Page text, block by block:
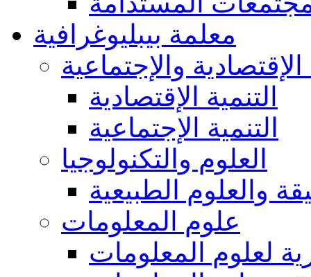
معلمة بيبليوغرافية
الإقتصادية والإجتماعية
التنمية الإقتصادية
التنمية الإجتماعية
العلوم والتكنولوجيا
والعلوم الطبيعية
علوم المعلومات
لعلوم المعلومات